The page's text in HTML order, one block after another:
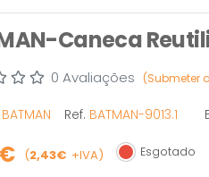
Caneca
0 Avaliações (Submeter
BATMAN Ref. BATMAN-9013.1
(2,43€ +IVA) Esgotado
Esgotado